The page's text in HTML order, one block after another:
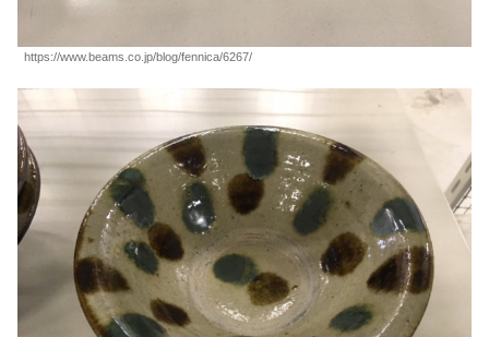
https://www.beams.co.jp/blog/fennica/6267/